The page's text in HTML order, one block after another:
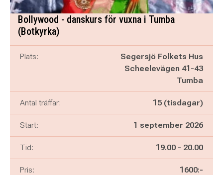
Bollywood - danskurs för vuxna i Tumba
(Botkyrka)
Plats:
Segersjö Folkets Hus
Scheelevägen 41-43
Tumba
Antal träffar: 15 (tisdagar)
Start: 1 september 2026
Tid: Pågår mellan
19.00 - och
20.00
Pris: 1600:-